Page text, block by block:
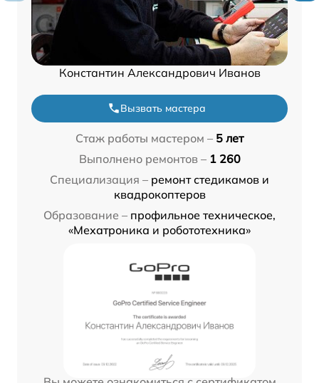
Константин Александрович Иванов
Вызвать мастера
Стаж работы мастером – 5 лет
Выполнено ремонтов – 1 260
Специализация – ремонт стедикамов и
квадрокоптеров
Образование – профильное техническое,
«Мехатроника и робототехника»